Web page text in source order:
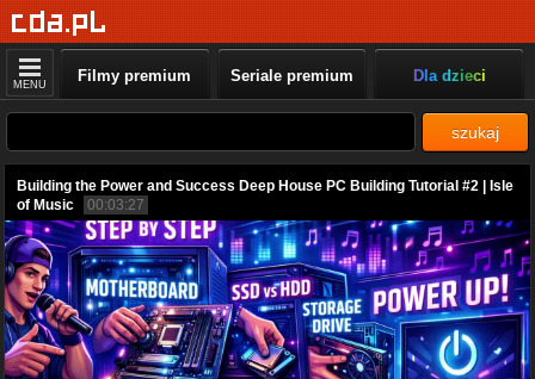
MENU Filmy premium Seriale premium Dla dzieci
szukaj
Building the Power and Success Deep House PC Building Tutorial #2 | Isle
of Music
00:03:27